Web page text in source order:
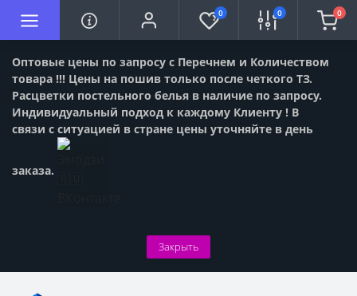
Оптовые цены по запросу с Перечнем и Количеством
товара !!! Цены на пошив только после четкого ТЗ.
Расцветки постельного белья в наличие по запросу.
Индивидуальный подход к каждому Клиенту ! В
связи с ситуацией в стране цены уточняйте в день
заказа.
Закрыть
0 0 0